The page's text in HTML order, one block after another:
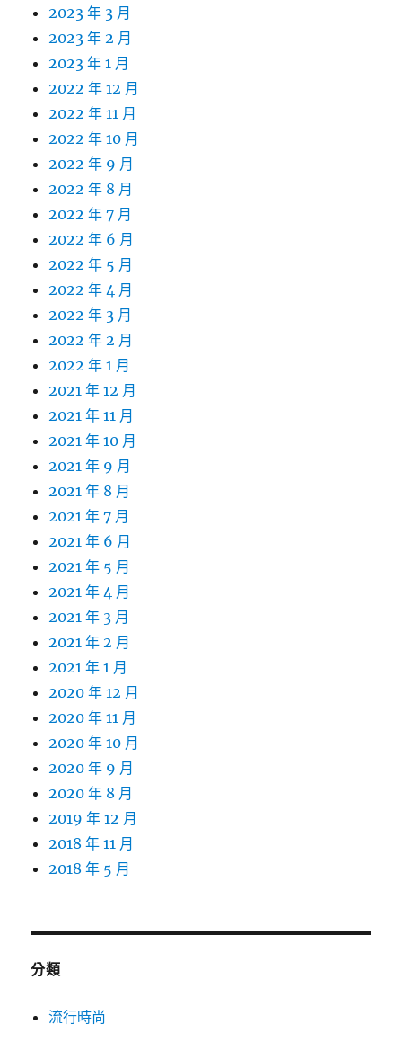
2023 年 3 月
2023 年 2 月
2023 年 1 月
2022 年 12 月
2022 年 11 月
2022 年 10 月
2022 年 9 月
2022 年 8 月
2022 年 7 月
2022 年 6 月
2022 年 5 月
2022 年 4 月
2022 年 3 月
2022 年 2 月
2022 年 1 月
2021 年 12 月
2021 年 11 月
2021 年 10 月
2021 年 9 月
2021 年 8 月
2021 年 7 月
2021 年 6 月
2021 年 5 月
2021 年 4 月
2021 年 3 月
2021 年 2 月
2021 年 1 月
2020 年 12 月
2020 年 11 月
2020 年 10 月
2020 年 9 月
2020 年 8 月
2019 年 12 月
2018 年 11 月
2018 年 5 月
分類
流行時尚